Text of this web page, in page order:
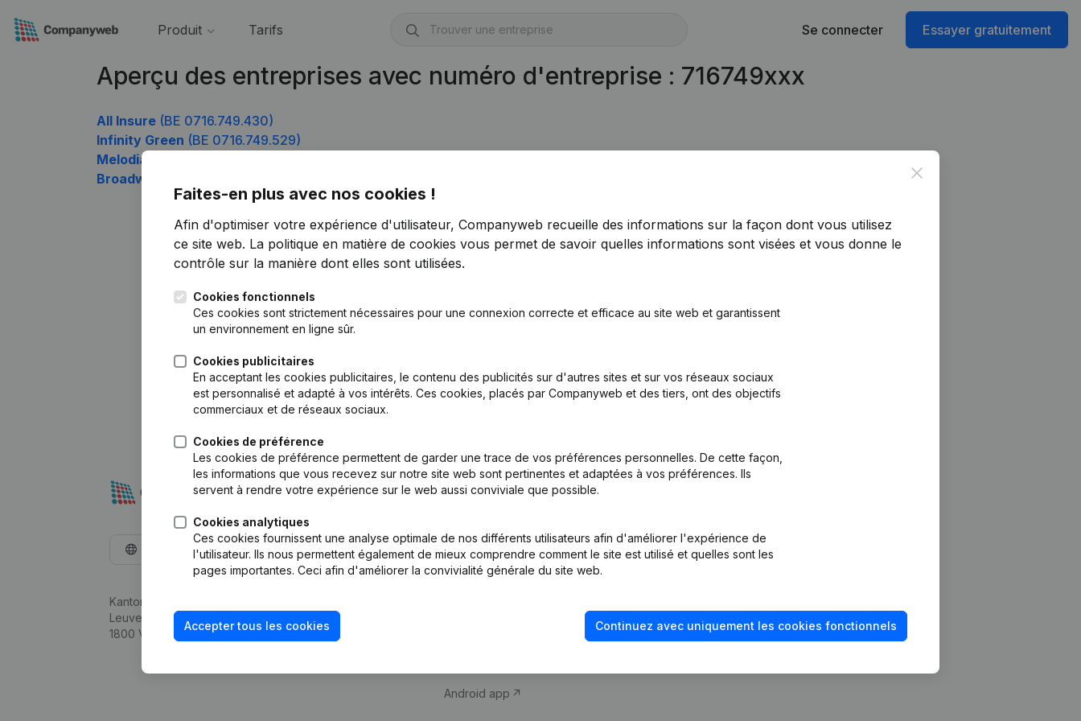
Produit Tarifs Se connecter Essayer gratuitement
Aperçu des entreprises avec numéro d'entreprise : 716749xxx
All Insure (BE 0716.749.430)
Infinity Green (BE 0716.749.529)
Melodia
Broadwood
Close
Faites-en plus avec nos cookies !
Afin d'optimiser votre expérience d'utilisateur, Companyweb recueille des informations sur la façon dont vous utilisez
ce site web. La politique en matière de cookies vous permet de savoir quelles informations sont visées et vous donne le
contrôle sur la manière dont elles sont utilisées.
Cookies fonctionnels
Ces cookies sont strictement nécessaires pour une connexion correcte et efficace au site web et garantissent
un environnement en ligne sûr.
Cookies publicitaires
En acceptant les cookies publicitaires, le contenu des publicités sur d'autres sites et sur vos réseaux sociaux
est personnalisé et adapté à vos intérêts. Ces cookies, placés par Companyweb et des tiers, ont des objectifs
commerciaux et de réseaux sociaux.
Cookies de préférence
Les cookies de préférence permettent de garder une trace de vos préférences personnelles. De cette façon,
les informations que vous recevez sur notre site web sont pertinentes et adaptées à vos préférences. Ils
servent à rendre votre expérience sur le web aussi conviviale que possible.
Cookies analytiques
Ces cookies fournissent une analyse optimale de nos différents utilisateurs afin d'améliorer l'expérience de
l'utilisateur. Ils nous permettent également de mieux comprendre comment le site est utilisé et quelles sont les
pages importantes. Ceci afin d'améliorer la convivialité générale du site web.
Accepter tous les cookies Continuez avec uniquement les cookies fonctionnels
Français
Kantorenpark Everest
Leuvensesteenweg 248D,
1800 Vilvoorde
Produit
d’entreprise
Monitoring
Android app
fraude
Consulter des comptes annuels
Vérification de la solvabilité